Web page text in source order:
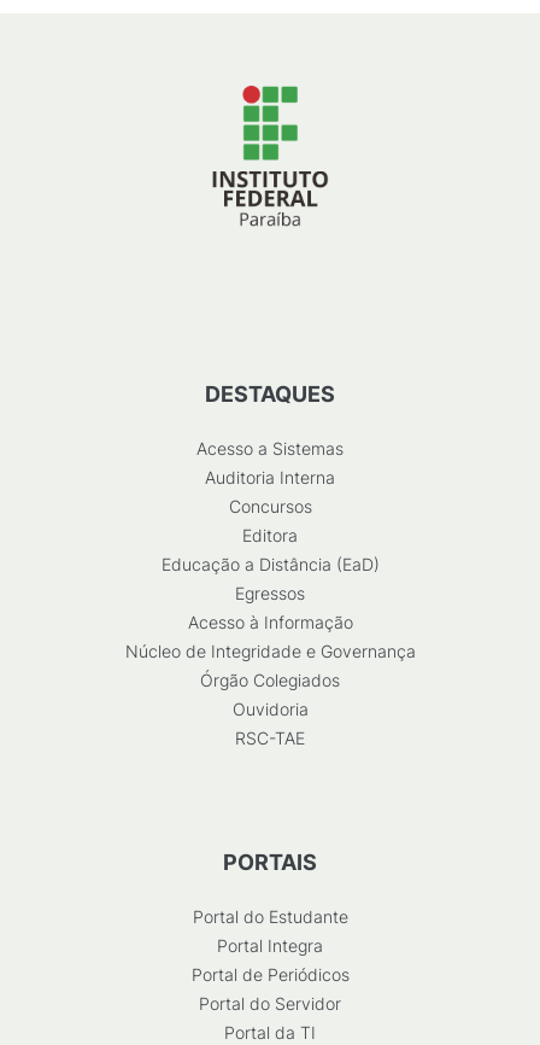
DESTAQUES
Acesso a Sistemas
Auditoria Interna
Concursos
Editora
Educação a Distância (EaD)
Egressos
Acesso à Informação
Núcleo de Integridade e Governança
Órgão Colegiados
Ouvidoria
RSC-TAE
PORTAIS
Portal do Estudante
Portal Integra
Portal de Periódicos
Portal do Servidor
Portal da TI